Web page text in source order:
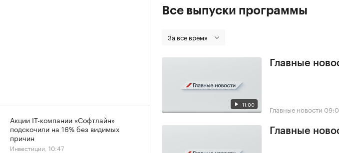
Все выпуски программы
За все время
11:00
Главные
Главные новости
Главные
Акции IT-компании «Софтлайн»
подскочили на 16% без видимых
причин
Инвестиции, 10:47